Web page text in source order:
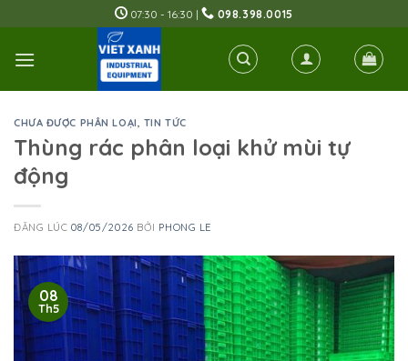
to
content
07:30 - 16:30 | 098.398.0015
CHƯA ĐƯỢC PHÂN LOẠI, TIN TỨC
Thùng rác phân loại khử mùi tự
động
ĐĂNG LÚC08/05/2026 BỞI PHONG LE
08
Th5